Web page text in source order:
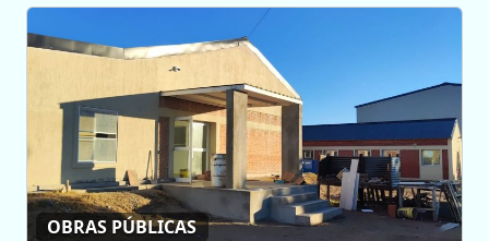
OBRAS PÚBLICAS